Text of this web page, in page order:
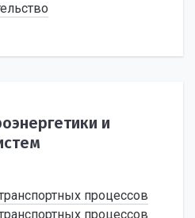
и
процессов
процессов